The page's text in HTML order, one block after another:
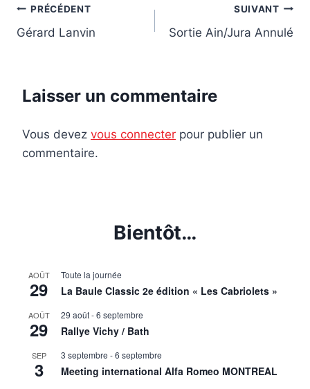
Navigation
de
PRÉCÉDENT
Gérard Lanvin
SUIVANT
Sortie Ain/Jura Annulé
Laisser un commentaire
Vous devez vous connecter pour publier un
commentaire.
Bientôt…
AOÛT
29
Toute la journée
La Baule Classic 2e édition « Les Cabriolets »
AOÛT
29
29 août-6 septembre
Rallye Vichy / Bath
SEP
3
3 septembre -6 septembre
Meeting international Alfa Romeo MONTREAL